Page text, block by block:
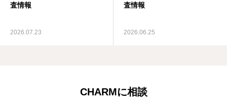
査情報
2026.06.25
査情報
2026.05.27
CHARMに相談